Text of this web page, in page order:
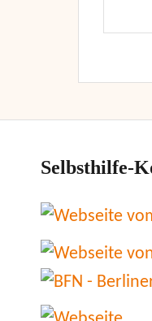
Selbsthilfe-